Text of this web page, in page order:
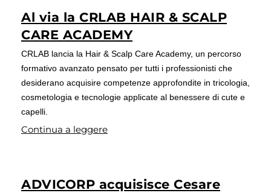
Al via la CRLAB HAIR & SCALP
CARE ACADEMY
CRLAB lancia la Hair & Scalp Care Academy, un percorso
formativo avanzato pensato per tutti i professionisti che
desiderano acquisire competenze approfondite in tricologia,
cosmetologia e tecnologie applicate al benessere di cute e
capelli.
Continua a leggere
ADVICORP acquisisce Cesare